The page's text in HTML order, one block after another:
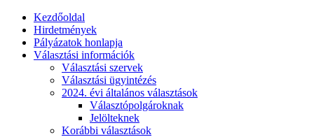
Kezdőoldal
Hirdetmények
Pályázatok honlapja
Választási információk
Választási szervek
Választási ügyintézés
2024. évi általános választások
Választópolgároknak
Jelölteknek
Korábbi választások